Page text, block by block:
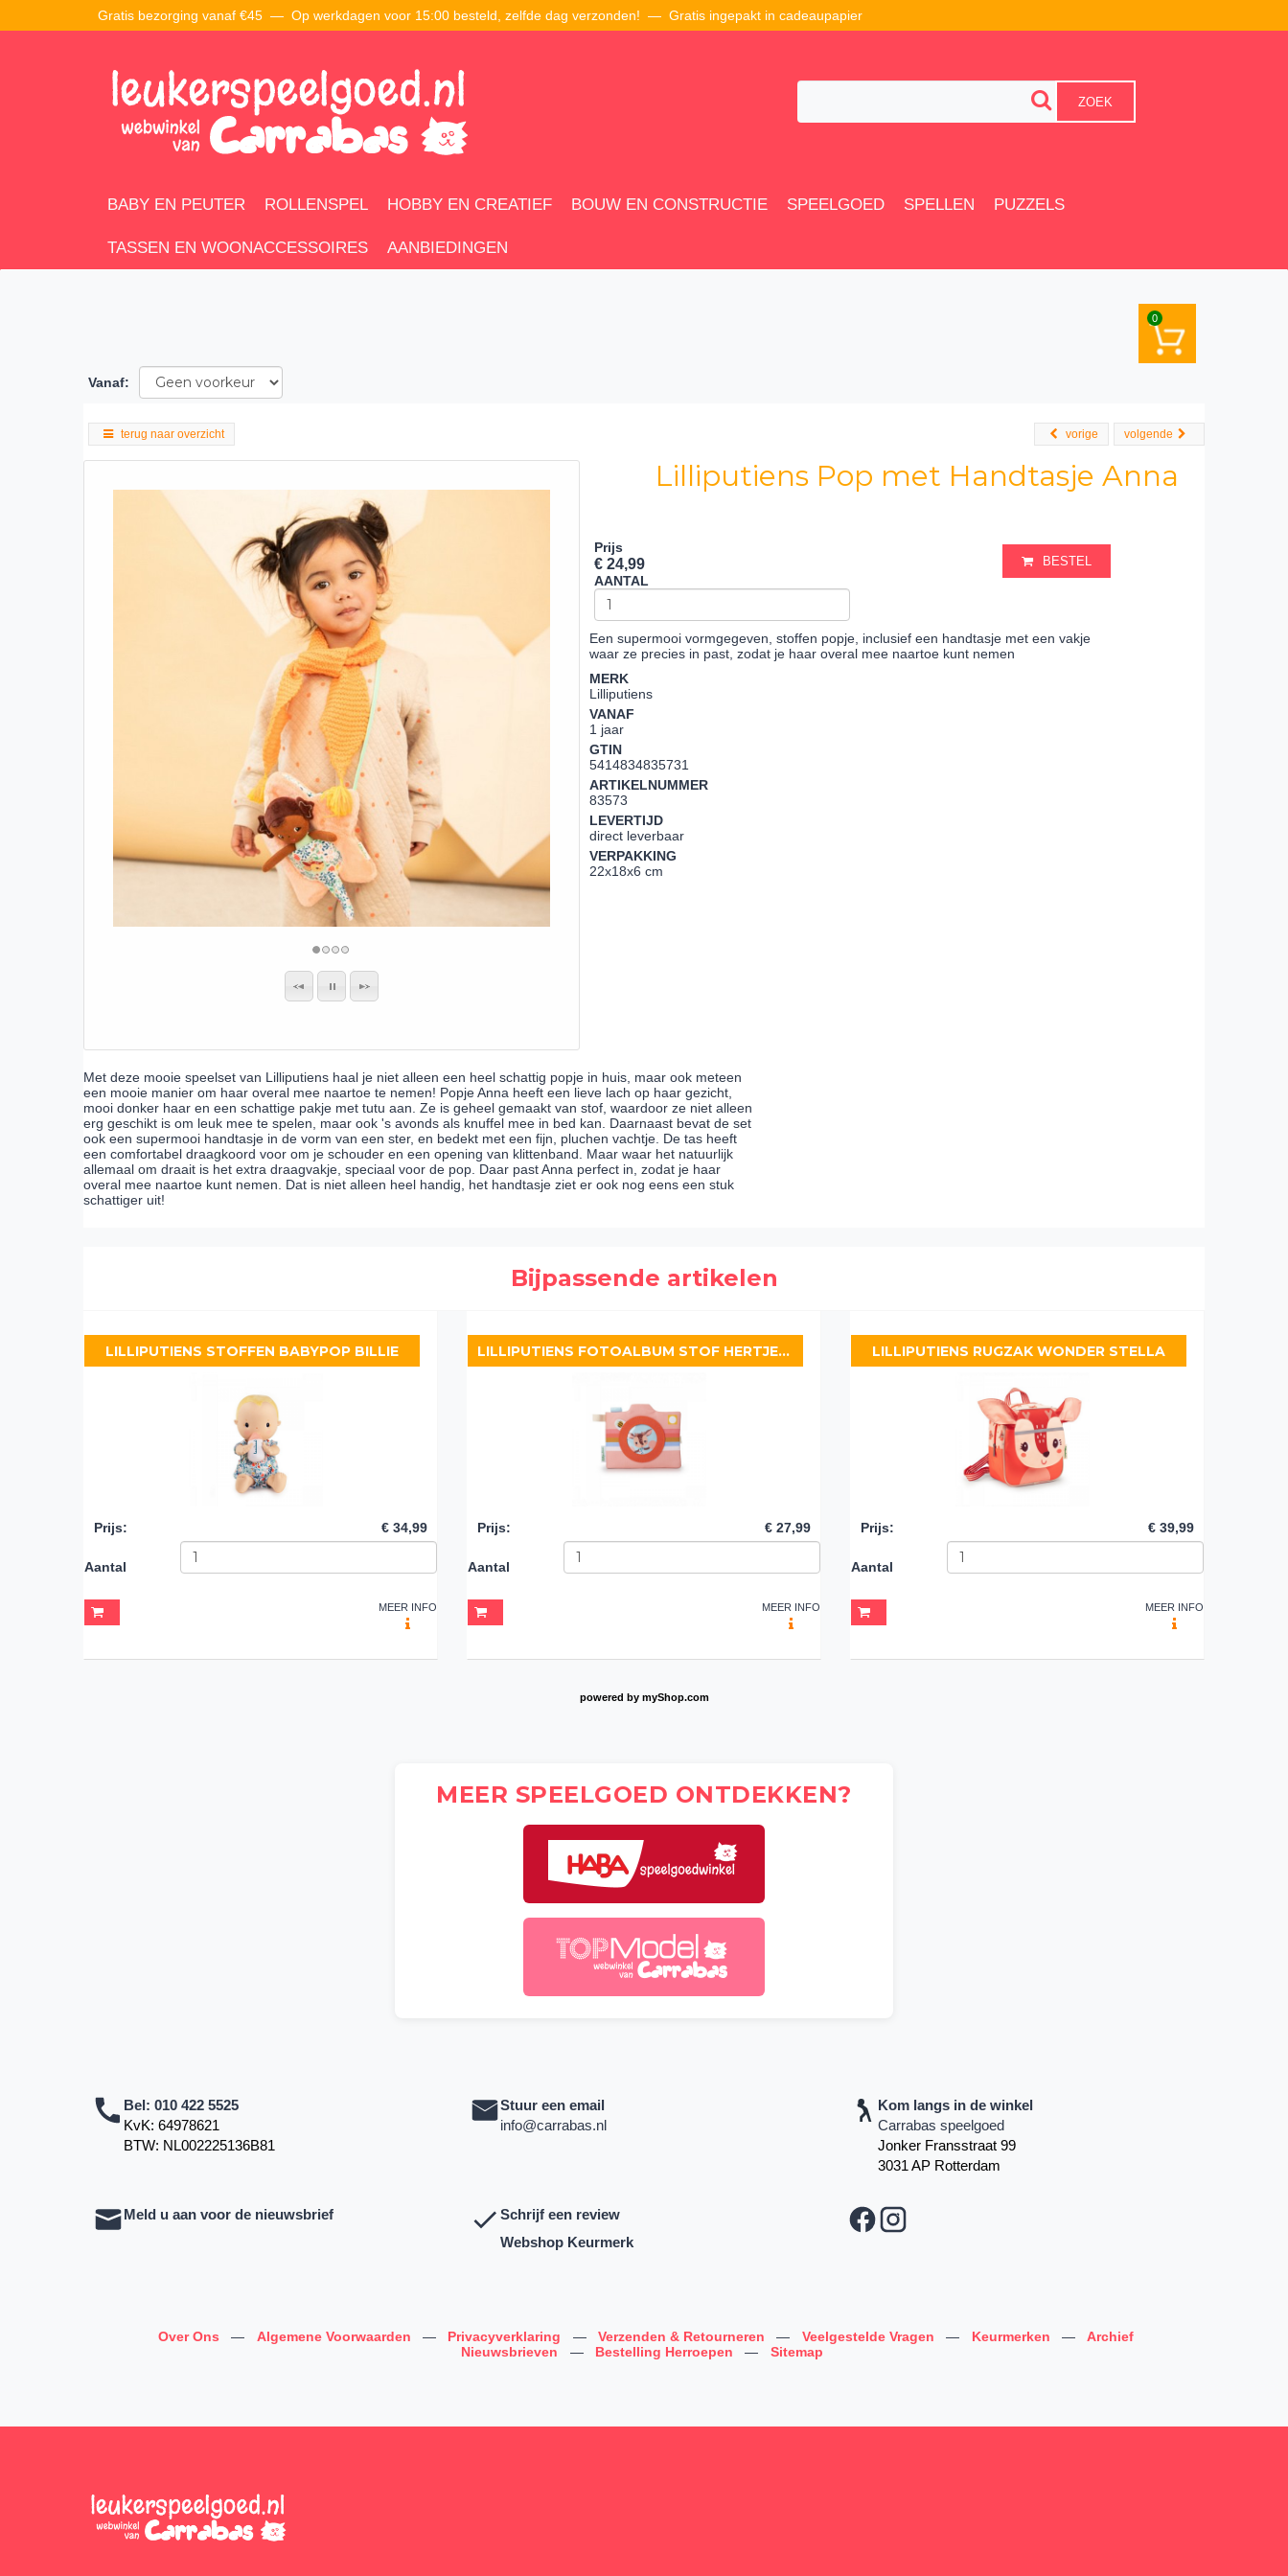
Gratis bezorging vanaf €45 — Op werkdagen voor 15:00 besteld, zelfde dag verzonden! — Gratis ingepakt in cadeaupapier
ZOEK
BABY EN PEUTER ROLLENSPEL HOBBY EN CREATIEF BOUW EN CONSTRUCTIE SPEELGOED SPELLEN PUZZELS
TASSEN EN WOONACCESSOIRES AANBIEDINGEN
0
Vanaf:
terug naar overzicht volgende
vorige
Lilliputiens Pop met Handtasje Anna
Prijs
€ 24,99
AANTAL
BESTEL
Een supermooi vormgegeven, stoffen popje, inclusief een handtasje met een vakje
waar ze precies in past, zodat je haar overal mee naartoe kunt nemen
MERK
Lilliputiens
VANAF
1 jaar
GTIN
5414834835731
ARTIKELNUMMER
83573
LEVERTIJD
direct leverbaar
VERPAKKING
22x18x6 cm
Met deze mooie speelset van Lilliputiens haal je niet alleen een heel schattig popje in huis, maar ook meteen
een mooie manier om haar overal mee naartoe te nemen! Popje Anna heeft een lieve lach op haar gezicht,
mooi donker haar en een schattige pakje met tutu aan. Ze is geheel gemaakt van stof, waardoor ze niet alleen
erg geschikt is om leuk mee te spelen, maar ook 's avonds als knuffel mee in bed kan. Daarnaast bevat de set
ook een supermooi handtasje in de vorm van een ster, en bedekt met een fijn, pluchen vachtje. De tas heeft
een comfortabel draagkoord voor om je schouder en een opening van klittenband. Maar waar het natuurlijk
allemaal om draait is het extra draagvakje, speciaal voor de pop. Daar past Anna perfect in, zodat je haar
overal mee naartoe kunt nemen. Dat is niet alleen heel handig, het handtasje ziet er ook nog eens een stuk
schattiger uit!
Bijpassende artikelen
LILLIPUTIENS STOFFEN BABYPOP BILLIE
Prijs: € 34,99
Aantal
MEER INFO
LILLIPUTIENS FOTOALBUM STOF HERTJE STELLA
Prijs: € 27,99
Aantal
MEER INFO
LILLIPUTIENS RUGZAK WONDER STELLA
Prijs: € 39,99
Aantal
MEER INFO
powered by myShop.com
MEER SPEELGOED ONTDEKKEN?
Bel: 010 422 5525
KvK: 64978621
BTW: NL002225136B81
Stuur een email
info@carrabas.nl
Kom langs in de winkel
Carrabas speelgoed
Jonker Fransstraat 99
3031 AP Rotterdam
Meld u aan voor de nieuwsbrief
Schrijf een review
Webshop Keurmerk
Over Ons — Algemene Voorwaarden — Privacyverklaring — Verzenden & Retourneren — Veelgestelde Vragen — Keurmerken —
Archief
Nieuwsbrieven
— Bestelling Herroepen — Sitemap